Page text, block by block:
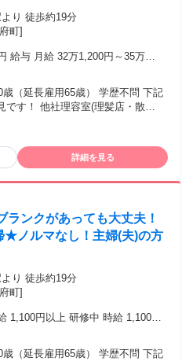
り 徒歩約19分
町]
給与 月給 32万1,200円～35万
残業時間（トータル） 44時間/月
時間外手当（44h
む。超過分別途支給。 ※上記給与
（延長雇用65歳） 学歴不問 下記
です！ 他社理容室(理髪店・散
詳細を見る
ランクがあっても大丈夫！
★ノルマなし！主婦(夫)の方
り 徒歩約19分
町]
研修中 時給 1,100円
（延長雇用65歳） 学歴不問 下記